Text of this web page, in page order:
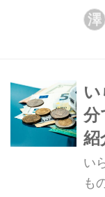
「
な
ば
調
ル
る
に
な
澤
分
紹
い
も